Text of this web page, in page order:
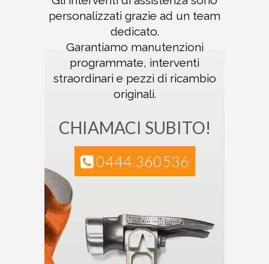
personalizzati grazie ad un team
dedicato.
Garantiamo manutenzioni
programmate, interventi
straordinari e pezzi di ricambio
originali.
CHIAMACI SUBITO!
0444.360536